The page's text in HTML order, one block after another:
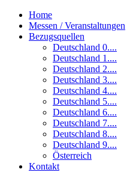
Home
Messen / Veranstaltungen
Bezugsquellen
Deutschland 0....
Deutschland 1....
Deutschland 2....
Deutschland 3....
Deutschland 4....
Deutschland 5....
Deutschland 6....
Deutschland 7....
Deutschland 8....
Deutschland 9....
Österreich
Kontakt